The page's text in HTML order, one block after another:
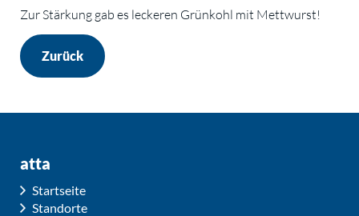
Zur Stärkung gab es leckeren Grünkohl mit Mettwurst!
Zurück
atta
Startseite
Standorte